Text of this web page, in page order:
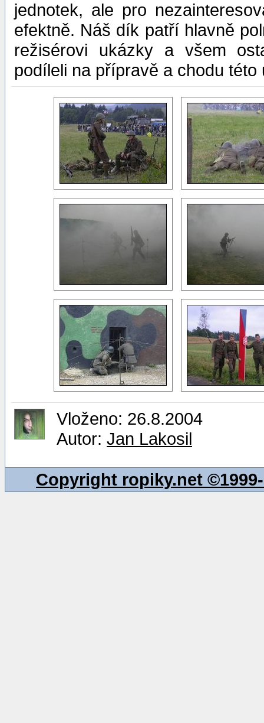
jednotek, ale pro
efektně. Náš dík patří hlavně
režisérovi ukázky a všem
podíleli na přípravě a chodu této
Vloženo: 26.8.2004
Autor: Jan Lakosil
Copyright ropiky.net